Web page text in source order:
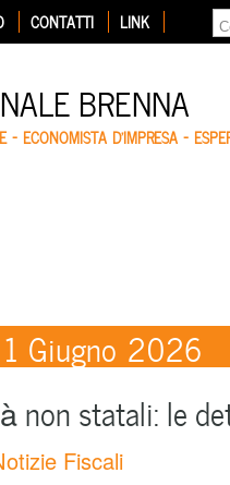
CONTATTI LINK
BRENNA
– ECONOMISTA D'IMPRESA –
Giugno 2026
non statali: le
Fiscali